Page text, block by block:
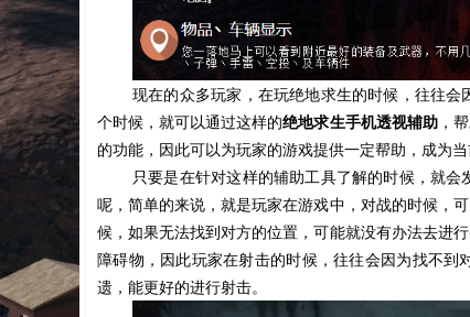
现在的众多玩家，在玩绝地求生的时候，往往
个时候，就可以通过这样的绝地求生手机透视辅助，
的功能，因此可以为玩家的游戏提供一定帮助，成为当
只要是在针对这样的辅助工具了解的时候，就
呢，简单的来说，就是玩家在游戏中，对战的时候，
候，如果无法找到对方的位置，可能就没有办法去进
障碍物，因此玩家在射击的时候，往往会因为找不
遗，能更好的进行射击。